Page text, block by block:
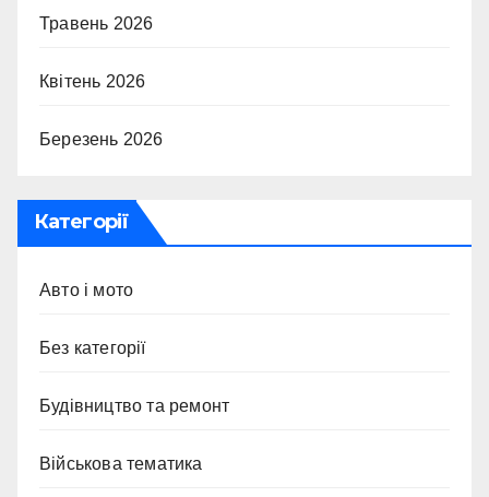
Травень 2026
Квітень 2026
Березень 2026
Категорії
Авто і мото
Без категорії
Будівництво та ремонт
Військова тематика